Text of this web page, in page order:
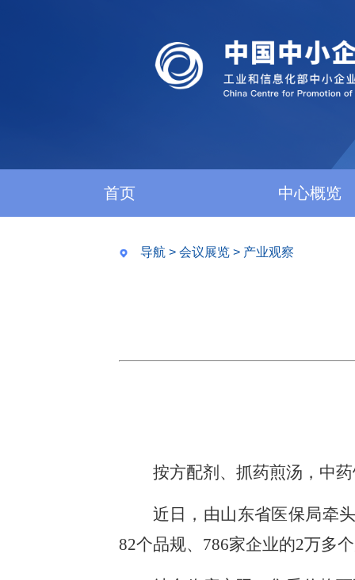
首页 中心概览
导航 > 会议展览 > 产业观察
按方配剂、抓药煎汤，中
近日，由山东省医保局牵
82个品规、786家企业的2万多